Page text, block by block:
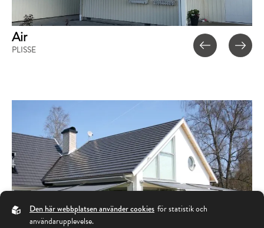
Air
PLISSE
Den här webbplatsen använder cookies för statistik och
användarupplevelse.